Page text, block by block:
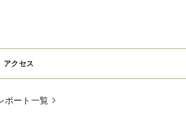
アクセス
ポート一覧